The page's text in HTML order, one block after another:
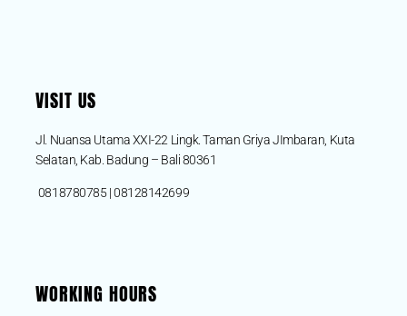
VISIT US
Jl. Nuansa Utama XXI-22 Lingk. Taman Griya JImbaran, Kuta
Selatan, Kab. Badung – Bali 80361
0818780785 | 08128142699
WORKING HOURS